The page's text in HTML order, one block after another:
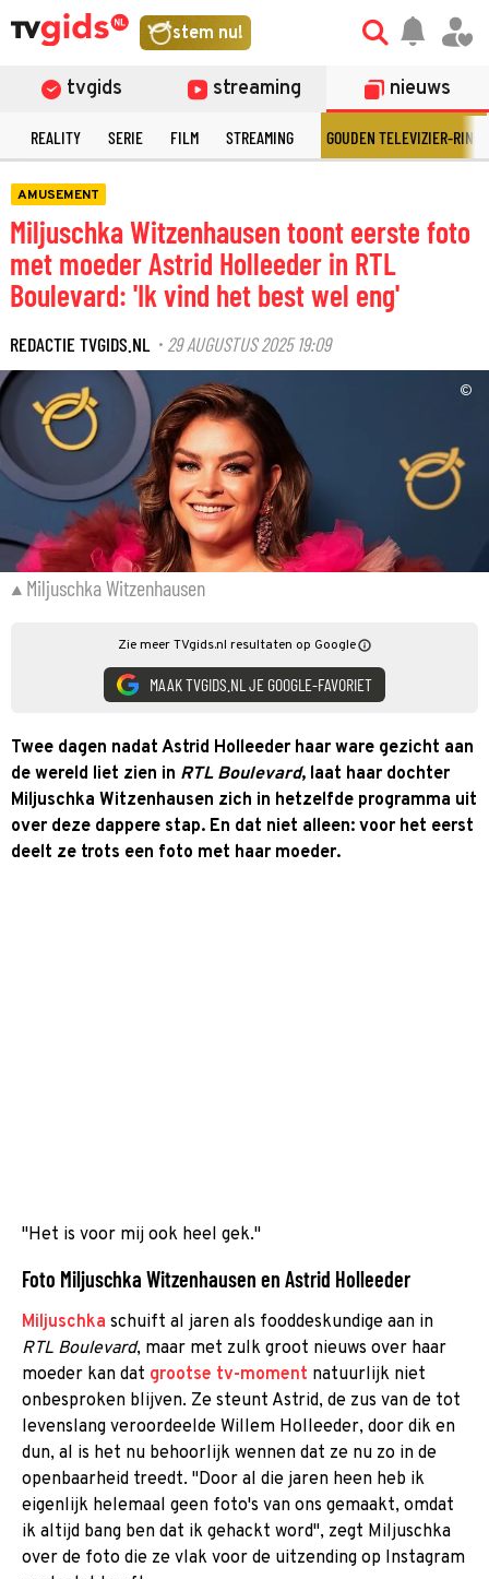
stem nu!
tvgids streaming nieuws
REALITY SERIE FILM STREAMING GOUDEN TELEVIZIER-RING
AMUSEMENT
Miljuschka Witzenhausen toont eerste foto
met moeder Astrid Holleeder in RTL
Boulevard: 'Ik vind het best wel eng'
REDACTIE TVGIDS.NL· 29 AUGUSTUS 2025 19:09
©
Miljuschka Witzenhausen
Zie meer TVgids.nl resultaten op Google
MAAK TVGIDS.NL JE GOOGLE-FAVORIET
Twee dagen nadat Astrid Holleeder haar ware gezicht aan
de wereld liet zien in RTL Boulevard, laat haar dochter
Miljuschka Witzenhausen zich in hetzelfde programma uit
over deze dappere stap. En dat niet alleen: voor het eerst
deelt ze trots een foto met haar moeder.
"Het is voor mij ook heel gek."
Foto Miljuschka Witzenhausen en Astrid Holleeder
Miljuschka schuift al jaren als fooddeskundige aan in
RTL Boulevard, maar met zulk groot nieuws over haar
moeder kan dat grootse tv-moment natuurlijk niet
onbesproken blijven. Ze steunt Astrid, de zus van de tot
levenslang veroordeelde Willem Holleeder, door dik en
dun, al is het nu behoorlijk wennen dat ze nu zo in de
openbaarheid treedt. "Door al die jaren heen heb ik
eigenlijk helemaal geen foto's van ons gemaakt, omdat
ik altijd bang ben dat ik gehackt word", zegt Miljuschka
over de foto die ze vlak voor de uitzending op Instagram